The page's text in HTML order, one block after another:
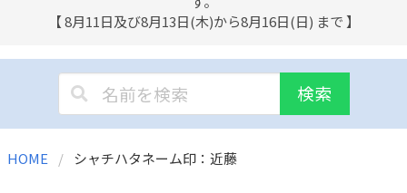
【 8月11日及び8月13日(木)から8月16日(日) まで 】
検索
HOME シャチハタネーム印：近藤